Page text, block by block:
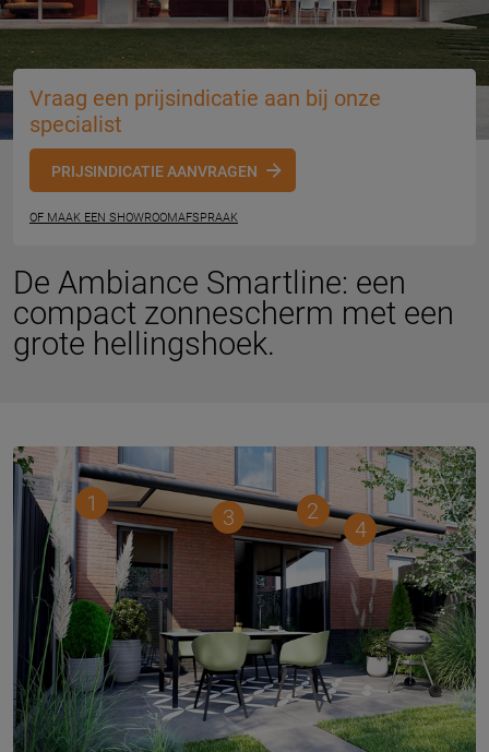
Vraag een prijsindicatie aan bij onze
specialist
PRIJSINDICATIE AANVRAGEN
OF MAAK EEN SHOWROOMAFSPRAAK
De Ambiance Smartline: een
compact zonnescherm met een
grote hellingshoek.
1 2
3 4